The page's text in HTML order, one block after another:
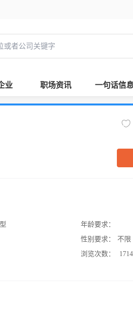
业 职场资讯 一句话信
年龄要求：
性别要求：
不限
浏览次数：
1714